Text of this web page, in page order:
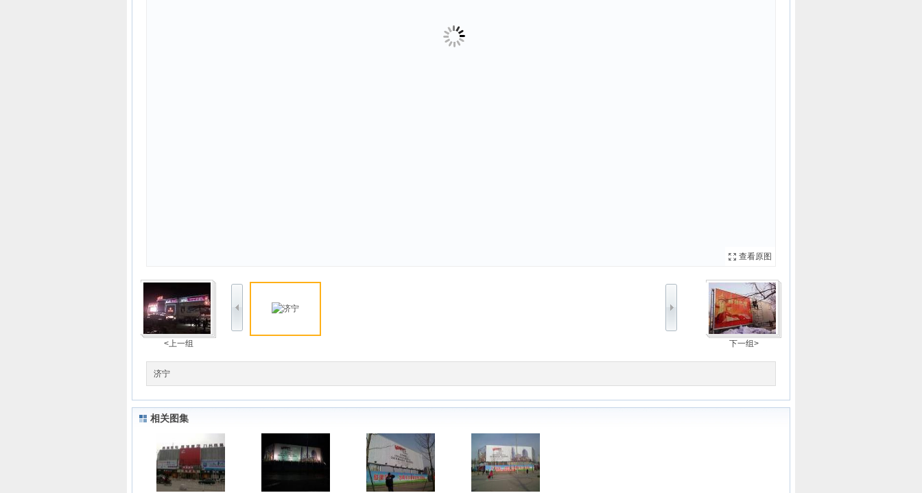
查看原图
<上一组 下一组>
济宁
相关图集